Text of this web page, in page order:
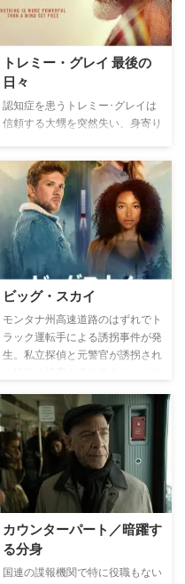
機能を持つ”エイベックス”が集団
虐殺も行い、町は荒廃しているこ
とが明らかに。この奇妙な亡命を
捜査するため、HSI（国土安全保
障捜査局）のエマが捜査するため
ポート・ケイナンに来る。一方
で、ジュードは同僚ネスターとと
らす人々の生活を崩壊に導くもの
がいた…。
トレミー・グレイ 最後の
日々
認知症を患うトレミー･グレイは
信頼する大甥を突然失い、身寄り
る。その後、記憶を回復する治療
法と出会い、甥に起きた真実を知
っていくことに――。
ビッグ・スカイ
モンタナ州高速道路のはずれでト
ラック運転手による誘拐事件が発
生。私立探偵と元警官が誘拐され
けではないことに気づく。
カウンターパート／暗躍す
る分身
国連の諜報機関で特に役職もない